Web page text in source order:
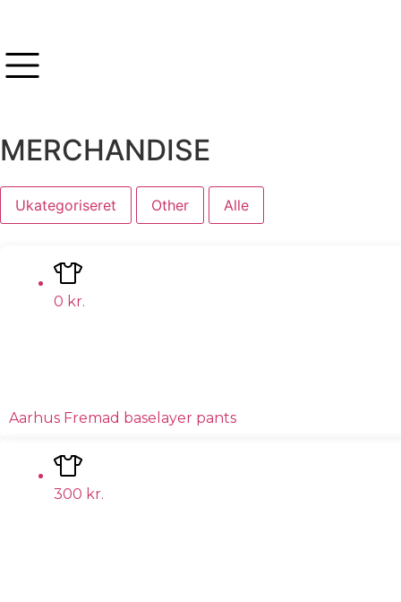
MERCHANDISE
Ukategoriseret Other Alle
Aarhus Fremad baselayer pants
0 kr.
300 kr.